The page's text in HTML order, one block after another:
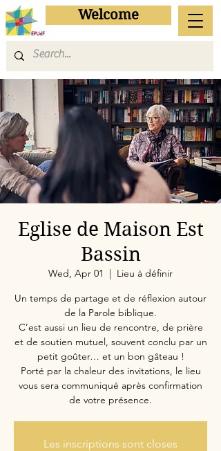
Welcome
Eglise de Maison Est
Bassin
Wed, Apr 01
  |
Lieu à définir
Un temps de partage et de réflexion autour
de la Parole biblique.
C’est aussi un lieu de rencontre, de prière
et de soutien mutuel, souvent conclu par un
petit goûter… et un bon gâteau !
Porté par la chaleur des invitations, le lieu
vous sera communiqué après confirmation
de votre présence.
Les inscriptions sont closes